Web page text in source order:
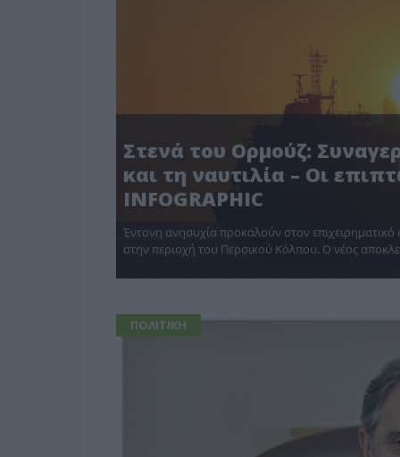
Στενά του Ορμούζ:
και τη ναυτιλία – Οι
INFOGRAPHIC
Έντονη ανησυχία προκαλούν στον επιχειρηματικό
στην περιοχή του Περσικού Κόλπου. Ο νέος
ΠΟΛΙΤΙΚΗ